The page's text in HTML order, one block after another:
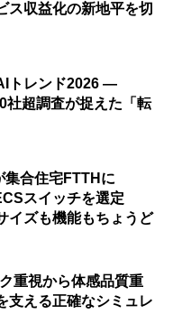
収益化の新地平を切
トレンド2026 ―
社超調査が捉えた「転
集合住宅FTTHに
スイッチを選定
イズも機能もちょうど
重視から体感品質重
える正確なシミュレ